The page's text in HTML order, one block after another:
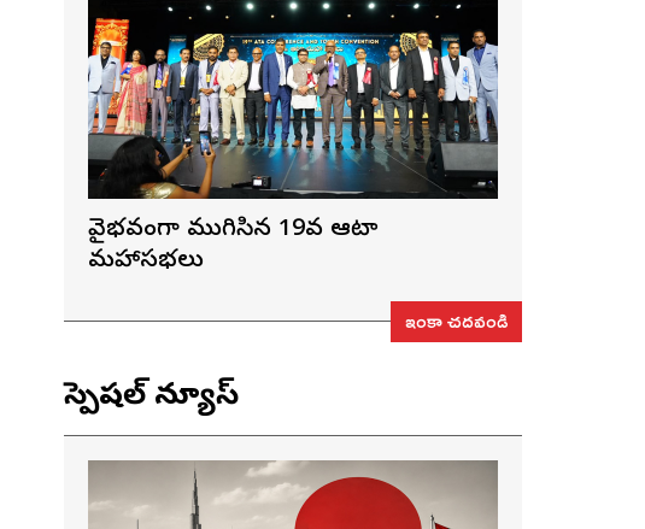
వైభవంగా ముగిసిన 19వ ఆటా
మహాసభలు
ఇంకా చదవండి
స్పెషల్ న్యూస్